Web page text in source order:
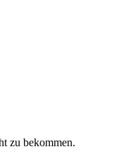
zu bekommen.